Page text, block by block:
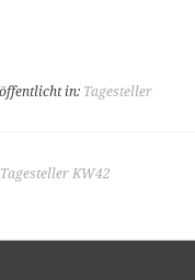
in: Tagesteller
Tagesteller KW42